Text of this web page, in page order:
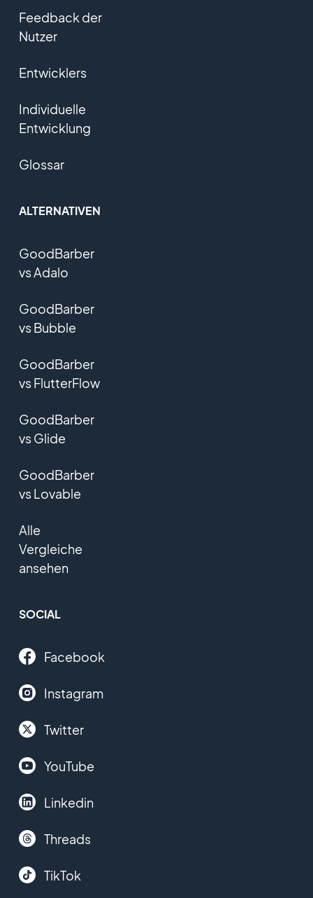
Feedback der
Nutzer
Entwicklers
Individuelle
Entwicklung
Glossar
ALTERNATIVEN
GoodBarber
vs Adalo
GoodBarber
vs Bubble
GoodBarber
vs FlutterFlow
GoodBarber
vs Glide
GoodBarber
vs Lovable
Alle
Vergleiche
ansehen
SOCIAL
Facebook
Instagram
Twitter
YouTube
Linkedin
Threads
TikTok